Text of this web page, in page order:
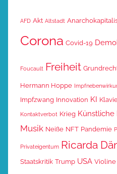
AFD Akt Altstadt
Corona Covid-19
Foucault Freiheit
Hermann Hoppe
Impfzwang Innovation KI
Kontaktverbot Krieg Künstliche
Musik Neiße NFT Pandemie
Privateigentum Ricarda
Staatskritik Trump USA Violine